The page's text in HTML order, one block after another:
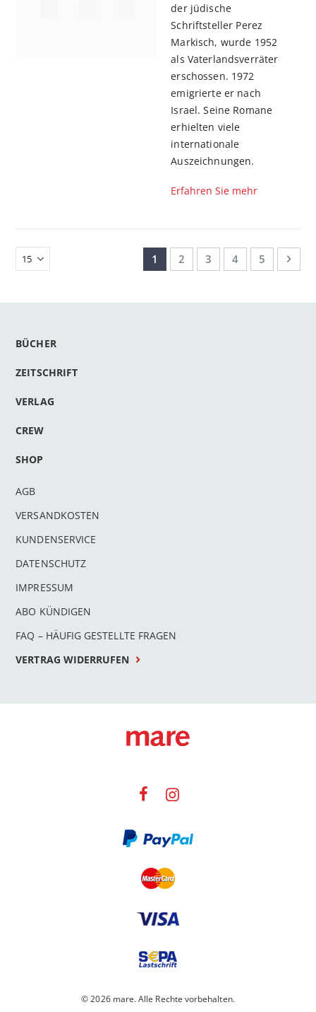
der jüdische
Schriftsteller Perez
Markisch, wurde 1952
als Vaterlandsverräter
erschossen. 1972
emigrierte er nach
Israel. Seine Romane
erhielten viele
internationale
Auszeichnungen.
Erfahren Sie mehr
Seite
Sie lesen gerade Seite
1 Seite
2 Seite
3 Seite
4 Seite
5 Seite
BÜCHER
ZEITSCHRIFT
VERLAG
CREW
SHOP
AGB
VERSANDKOSTEN
KUNDENSERVICE
DATENSCHUTZ
IMPRESSUM
ABO KÜNDIGEN
FAQ – HÄUFIG GESTELLTE FRAGEN
VERTRAG WIDERRUFEN
© 2026 mare. Alle Rechte vorbehalten.